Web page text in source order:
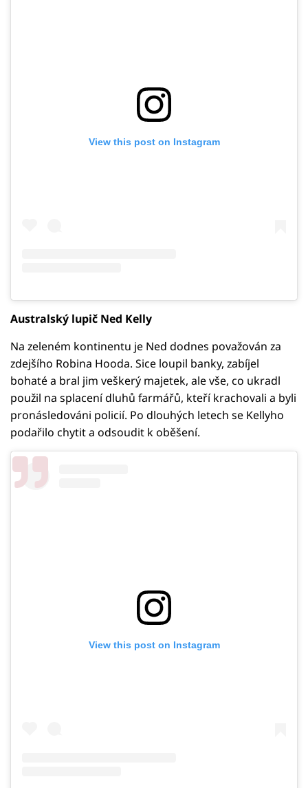
View this post on Instagram
Australský lupič Ned Kelly
Na zeleném kontinentu je Ned dodnes považován za
zdejšího Robina Hooda. Sice loupil banky, zabíjel
bohaté a bral jim veškerý majetek, ale vše, co ukradl
použil na splacení dluhů farmářů, kteří krachovali a byli
pronásledováni policií. Po dlouhých letech se Kellyho
podařilo chytit a odsoudit k oběšení.
View this post on Instagram